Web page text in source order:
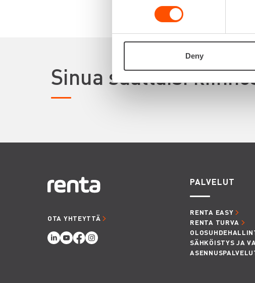
Deny
Sinua saattaisi
OTA YHTEYTTÄ
PALVELUT
RENTA EASY
RENTA TURVA
SÄHKÖISTYS JA